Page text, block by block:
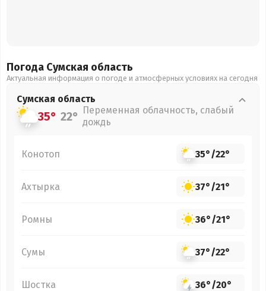
Погода Сумская область
Актуальная информация о погоде и атмосферных условиях на сегодня
Сумская область
35° 22° Переменная облачность, слабый
дождь
Конотоп 35°/22°
Ахтырка 37°/21°
Ромны 36°/21°
Сумы 37°/22°
Шостка 36°/20°